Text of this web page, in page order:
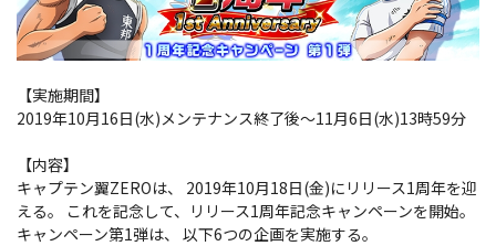
【実施期間】
2019年10月16日(水)メンテナンス終了後～11月6日(水)13時59分
【内容】
キャプテン翼ZEROは、 2019年10月18日(金)にリリース1周年を迎
える。 これを記念して、リリース1周年記念キャンペーンを開始。
キャンペーン第1弾は、 以下6つの企画を実施する。